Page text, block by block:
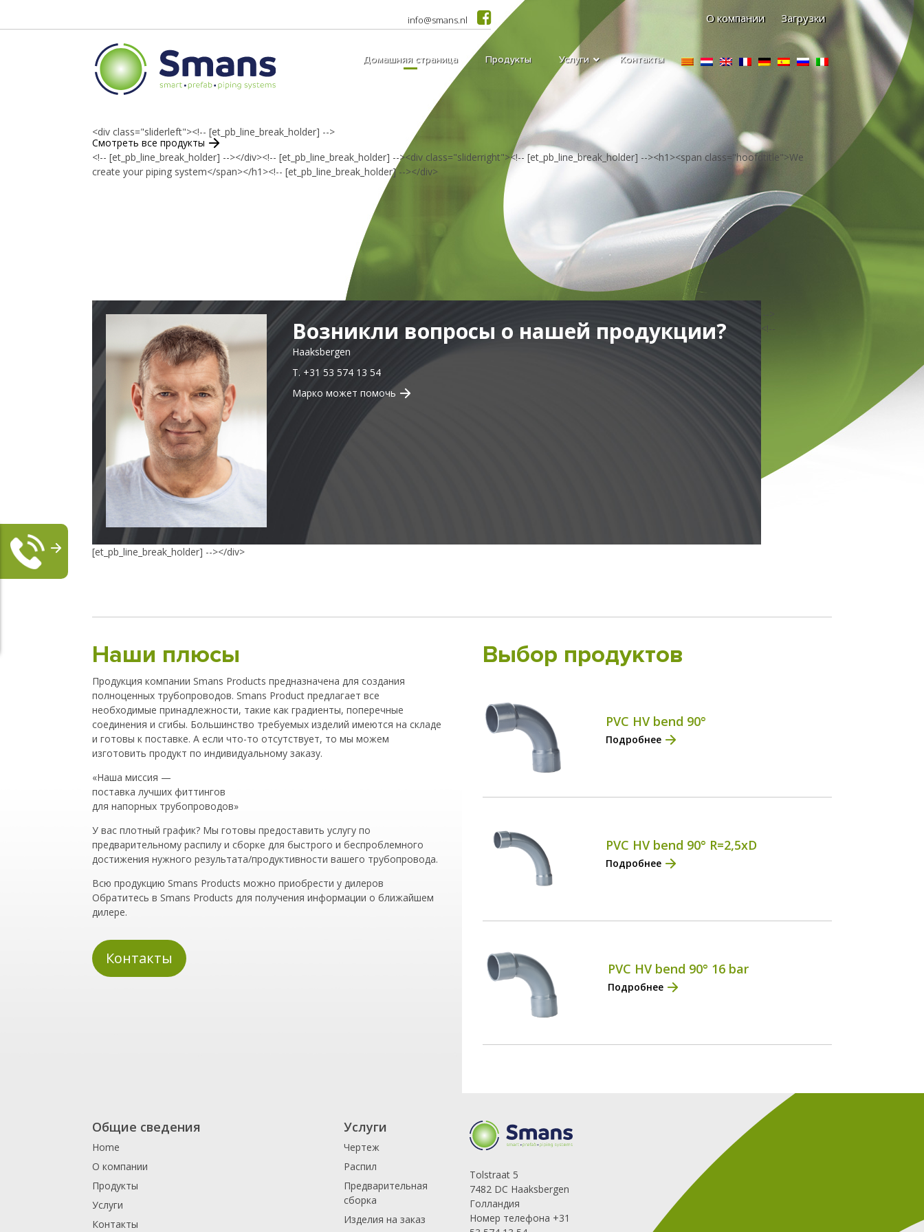
info@smans.nl О компании Загрузки
Домашняя страница Продукты Услуги Контакты
<div class="sliderleft"><!-- [et_pb_line_break_holder] -->
Смотреть все продукты
<!-- [et_pb_line_break_holder] --></div><!-- [et_pb_line_break_holder] --><div class="sliderright"><!-- [et_pb_line_break_holder] --><h1><span class="hoofdtitle">We
create your piping system</span></h1><!-- [et_pb_line_break_holder] --></div>
<div class="contentleft"><!-- [et_pb_line_break_holder] --></div><!-- [et_pb_line_break_holder] --><div class="contentright"><!-- [et_pb_line_break_holder] -->
Возникли вопросы о нашей продукции?
Haaksbergen
T. +31 53 574 13 54
Марко может помочь
<!--
[et_pb_line_break_holder] --></div>
Наши плюсы
Продукция компании Smans Products предназначена для создания
полноценных трубопроводов. Smans Product предлагает все
необходимые принадлежности, такие как градиенты, поперечные
соединения и сгибы. Большинство требуемых изделий имеются на складе
и готовы к поставке. А если что-то отсутствует, то мы можем
изготовить продукт по индивидуальному заказу.
«Наша миссия —
поставка лучших фиттингов
для напорных трубопроводов»
У вас плотный график? Мы готовы предоставить услугу по
предварительному распилу и сборке для быстрого и беспроблемного
достижения нужного результата/продуктивности вашего трубопровода.
Всю продукцию Smans Products можно приобрести у дилеров
Обратитесь в Smans Products для получения информации о ближайшем
дилере.
Контакты
Выбор продуктов
PVC HV bend 90°
Подробнее
PVC HV bend 90° R=2,5xD
Подробнее
PVC HV bend 90° 16 bar
Подробнее
Общие сведения
Home
О компании
Продукты
Услуги
Контакты
Услуги
Чертеж
Распил
Предварительная
сборка
Изделия на заказ
Tolstraat 5
7482 DC Haaksbergen
Голландия
Номер телефона +31